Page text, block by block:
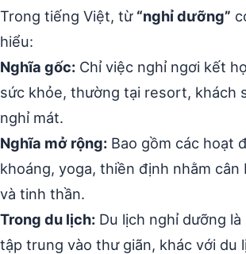
Trong tiếng Việt, từ “nghỉ dưỡng”
hiểu:
Nghĩa gốc: Chỉ việc nghỉ ngơi kết
sức khỏe, thường tại resort, khách
nghỉ mát.
Nghĩa mở rộng: Bao gồm các hoạt
khoáng, yoga, thiền định nhằm cân
và tinh thần.
Trong du lịch: Du lịch nghỉ dưỡng
tập trung vào thư giãn, khác với du